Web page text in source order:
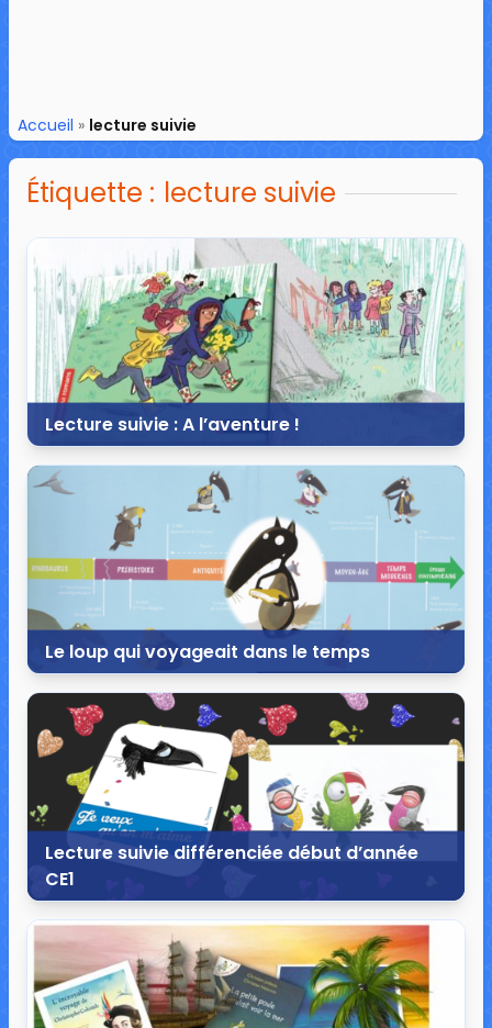
Accueil » lecture suivie
Étiquette : lecture suivie
Lecture suivie : A l’aventure !
20 mars 2020
21 commentaires
36 634 vues
Le loup qui voyageait dans le temps
18 novembre 2018
18 commentaires
83 998 vues
Lecture suivie différenciée début d’année
CE1
24 août 2017
12 commentaires
40 063 vues